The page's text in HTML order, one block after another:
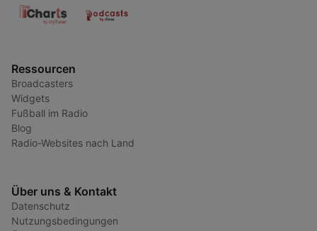
Ressourcen
Broadcasters
Widgets
Fußball im Radio
Blog
Radio-Websites nach Land
Über uns & Kontakt
Datenschutz
Nutzungsbedingungen